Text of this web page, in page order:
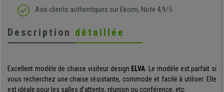
Avis clients authentiques sur Ekomi, Note 4,9/5
Description détaillée
Excellent modèle de chaise visiteur design ELVA. Le modèle est parfait si
vous recherchez une chaise résistante, commode et facile à utiliser. Elle
est idéale pour les salles d’attente, réunion ou conférence, etc.